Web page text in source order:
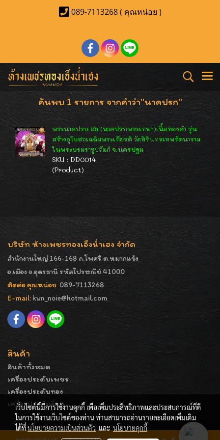
089-7113268 ( คุณหน่อย )
ค้นพบ 1 รายการ จากคำว่า"นาคปรก"
พระนาคปรก สธ.(นาคปรกพระเทพฯ)เนื้อทองคำ รุ่น
สร้างอุโบสถเฉลิมพระเกียรติ วัดสิรินทรเทพรัตนาราม
ในพระบรมราชูปถัมภ์ จ.นครปฐม
SKU : DD0014
(Product)
บริษัท ห้างเพชรทองเอ็งน่ำเฮง จำกัด
สำนักงานใหญ่ 166-168 ถ.โพศรี ต.หมากแข้ง
อ.เมือง จ.อุดรธานี รหัสไปรษณีย์ 41000
ติดต่อ คุณหน่อย 089-7113268
E-mail: kun_noie@hotmail.com
สินค้า
สินค้าทั้งหมด
เครื่องประดับเพชร
เครื่องประดับทอง
เครื่องประดับอื่นๆ
เว็บไซต์นี้มีการใช้งานคุกกี้ เพื่อเพิ่มประสิทธิภาพและประสบการณ์ที่ดี
ในการใช้งานเว็บไซต์ของท่าน ท่านสามารถอ่านรายละเอียดเพิ่มเติม
ได้ที่นโยบายความเป็นส่วนตัว และ นโยบายคุกกี้